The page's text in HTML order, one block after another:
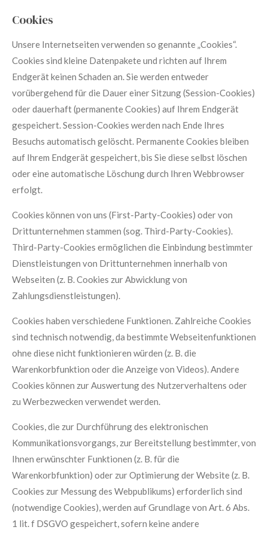
Cookies
Unsere Internetseiten verwenden so genannte „Cookies“.
Cookies sind kleine Datenpakete und richten auf Ihrem
Endgerät keinen Schaden an. Sie werden entweder
vorübergehend für die Dauer einer Sitzung (Session-Cookies)
oder dauerhaft (permanente Cookies) auf Ihrem Endgerät
gespeichert. Session-Cookies werden nach Ende Ihres
Besuchs automatisch gelöscht. Permanente Cookies bleiben
auf Ihrem Endgerät gespeichert, bis Sie diese selbst löschen
oder eine automatische Löschung durch Ihren Webbrowser
erfolgt.
Cookies können von uns (First-Party-Cookies) oder von
Drittunternehmen stammen (sog. Third-Party-Cookies).
Third-Party-Cookies ermöglichen die Einbindung bestimmter
Dienstleistungen von Drittunternehmen innerhalb von
Webseiten (z. B. Cookies zur Abwicklung von
Zahlungsdienstleistungen).
Cookies haben verschiedene Funktionen. Zahlreiche Cookies
sind technisch notwendig, da bestimmte Webseitenfunktionen
ohne diese nicht funktionieren würden (z. B. die
Warenkorbfunktion oder die Anzeige von Videos). Andere
Cookies können zur Auswertung des Nutzerverhaltens oder
zu Werbezwecken verwendet werden.
Cookies, die zur Durchführung des elektronischen
Kommunikationsvorgangs, zur Bereitstellung bestimmter, von
Ihnen erwünschter Funktionen (z. B. für die
Warenkorbfunktion) oder zur Optimierung der Website (z. B.
Cookies zur Messung des Webpublikums) erforderlich sind
(notwendige Cookies), werden auf Grundlage von Art. 6 Abs.
1 lit. f DSGVO gespeichert, sofern keine andere